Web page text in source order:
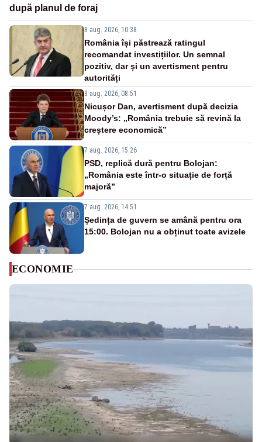
după planul de foraj
8 aug. 2026, 10:38
România își păstrează ratingul
recomandat investițiilor. Un semnal
pozitiv, dar și un avertisment pentru
autorități
8 aug. 2026, 08:51
Nicușor Dan, avertisment după decizia
Moody’s: „România trebuie să revină la
creștere economică”
7 aug. 2026, 15:26
PSD, replică dură pentru Bolojan:
„România este într-o situație de forță
majoră”
7 aug. 2026, 14:51
Ședința de guvern se amână pentru ora
15:00. Bolojan nu a obținut toate avizele
ECONOMIE